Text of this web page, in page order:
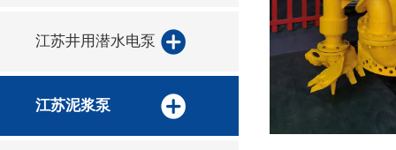
江苏井用潜水电泵
江苏泥浆泵